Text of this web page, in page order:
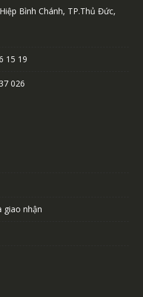
Bình Chánh, TP.Thủ Đức,
15 19
026
giao nhận